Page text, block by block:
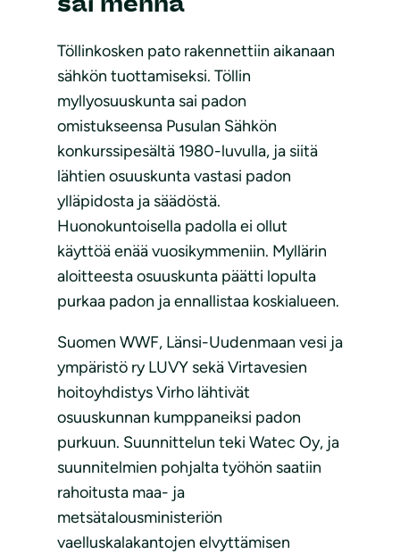
Töllinkosken pato rakennettiin aikanaan
sähkön tuottamiseksi. Töllin
myllyosuuskunta sai padon
omistukseensa Pusulan Sähkön
konkurssipesältä 1980-luvulla, ja siitä
lähtien osuuskunta vastasi padon
ylläpidosta ja säädöstä.
Huonokuntoisella padolla ei ollut
käyttöä enää vuosikymmeniin. Myllärin
aloitteesta osuuskunta päätti lopulta
purkaa padon ja ennallistaa koskialueen.
Suomen WWF, Länsi-Uudenmaan vesi ja
ympäristö ry LUVY sekä Virtavesien
hoitoyhdistys Virho lähtivät
osuuskunnan kumppaneiksi padon
purkuun. Suunnittelun teki Watec Oy, ja
suunnitelmien pohjalta työhön saatiin
rahoitusta maa- ja
metsätalousministeriön
vaelluskalakantojen elvyttämisen